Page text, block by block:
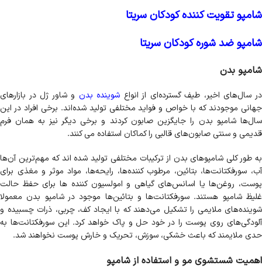
شامپو تقویت کننده کودکان سریتا
شامپو ضد شوره کودکان سریتا
شامپو بدن
در سال‌های اخیر، طیف گسترده‌ای از انواع شوینده بدن و شاور ژل در بازارهای
جهانی موجودند که با خواص و فواید مختلفی تولید شده‌اند. برخی افراد در این
سال‌ها شامپو بدن را جایگزین صابون‌ کردند و برخی دیگر نیز به همان فرم
قدیمی و سنتی صابون‌های قالبی را کماکان استفاده می کنند.
به طور کلی شامپوهای بدن‌ از ترکیبات مختلفی تولید شده اند که مهم‌ترین آن‌ها
آب، سورفکتانت‌ها، بتائین، مرطوب کننده‌ها، رایحه‌ها، مواد موثر و مغذی برای
پوست، روغن‌ها یا اسانس‌های گیاهی و امولسیون کننده ها برای حفظ حالت
غلیظ شامپو هستند. سورفکتانت‌ها و بتائین‌ها موجود در شامپو بدن معمولا
شوینده‌های ملایمی را تشکیل می‌دهند که با ایجاد کف، چربی، ذرات چسبیده و
آلودگی‌های روی پوست را در خود حل و پاک خواهد کرد. این سورفکتانت‌ها به
حدی ملایمند که باعث خشکی، سوزش، تحریک و خارش پوست نخواهند شد.
اهمیت شستشوی مو و استفاده از شامپو